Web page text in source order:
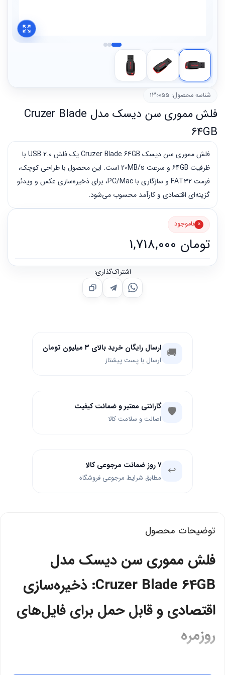
شناسه محصول: 130055
فلش مموری سن دیسک مدل Cruzer Blade
64GB
فلش مموری سن دیسک Cruzer Blade 64GB یک فلش USB 2.0 با
ظرفیت 64GB و سرعت 20MB/s است. این محصول با طراحی کوچک،
فرمت FAT32 و سازگاری با PC/Mac، برای ذخیره‌سازی عکس و ویدئو
گزینه‌ای اقتصادی و کارآمد محسوب می‌شود.
تومان
ناموجود
اشتراک‌گذاری:
🚚 ارسال رایگان خرید بالای ۳ میلیون تومان
ارسال با پست پیشتاز
🛡️ گارانتی معتبر و ضمانت کیفیت
اصالت و سلامت کالا
↩️ ۷ روز ضمانت مرجوعی کالا
مطابق شرایط مرجوعی فروشگاه
توضیحات محصول
فلش مموری سن دیسک مدل
Cruzer Blade 64GB: ذخیره‌سازی
اقتصادی و قابل حمل برای فایل‌های
روزمره